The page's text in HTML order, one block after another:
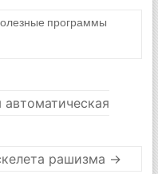
программы
рашизма →